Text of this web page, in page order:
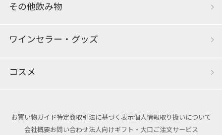
その他飲み物
ワインセラー・グッズ
コスメ
お買い物ガイド特定商取引法に基づく表示個人情報取り扱いについて
会社概要お問い合わせ法人向けギフト・大口ご注文サービス